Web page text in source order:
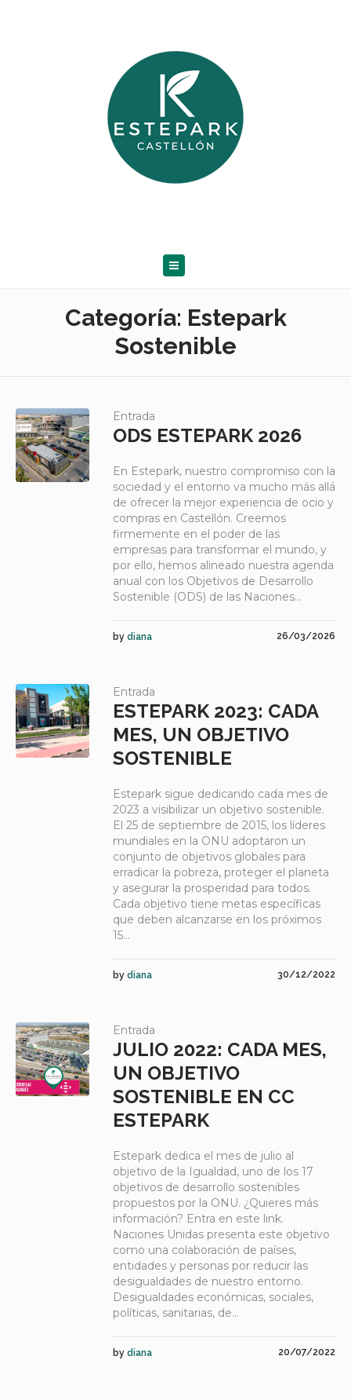
Categoría: Estepark
Sostenible
Entrada
ODS ESTEPARK 2026
En Estepark, nuestro compromiso con la
sociedad y el entorno va mucho más allá
de ofrecer la mejor experiencia de ocio y
compras en Castellón. Creemos
firmemente en el poder de las
empresas para transformar el mundo, y
por ello, hemos alineado nuestra agenda
anual con los Objetivos de Desarrollo
Sostenible (ODS) de las Naciones...
26/03/2026
by diana
Entrada
ESTEPARK 2023: CADA
MES, UN OBJETIVO
SOSTENIBLE
Estepark sigue dedicando cada mes de
2023 a visibilizar un objetivo sostenible.
El 25 de septiembre de 2015, los líderes
mundiales en la ONU adoptaron un
conjunto de objetivos globales para
erradicar la pobreza, proteger el planeta
y asegurar la prosperidad para todos.
Cada objetivo tiene metas específicas
que deben alcanzarse en los próximos
15...
30/12/2022
by diana
Entrada
JULIO 2022: CADA MES,
UN OBJETIVO
SOSTENIBLE EN CC
ESTEPARK
Estepark dedica el mes de julio al
objetivo de la Igualdad, uno de los 17
objetivos de desarrollo sostenibles
propuestos por la ONU. ¿Quieres más
información? Entra en este link.
Naciones Unidas presenta este objetivo
como una colaboración de países,
entidades y personas por reducir las
desigualdades de nuestro entorno.
Desigualdades económicas, sociales,
políticas, sanitarias, de...
20/07/2022
by diana